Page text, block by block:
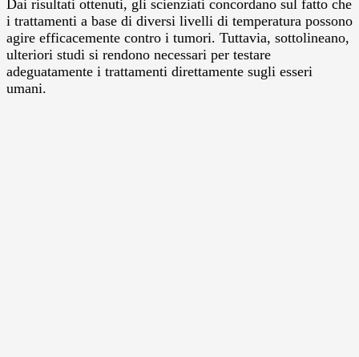
Dai risultati ottenuti, gli scienziati concordano sul fatto che
i trattamenti a base di diversi livelli di temperatura possono
agire efficacemente contro i tumori. Tuttavia, sottolineano,
ulteriori studi si rendono necessari per testare
adeguatamente i trattamenti direttamente sugli esseri
umani.